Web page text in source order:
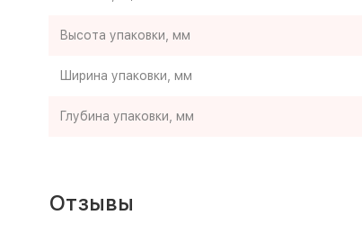
Высота упаковки, мм
Ширина упаковки, мм
Глубина упаковки, мм
Отзывы